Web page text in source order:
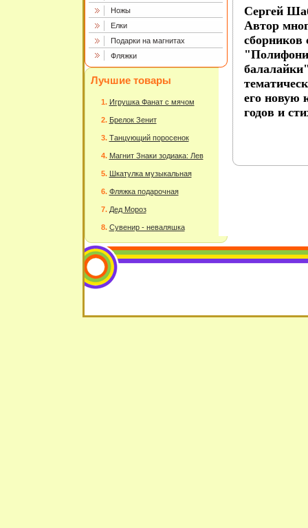
Ножы
Елки
Подарки на магнитах
Фляжки
Лучшие товары
Игрушка Фанат с мячом
Брелок Зенит
Танцующий поросенок
Магнит Знаки зодиака: Лев
Шкатулка музыкальная
Фляжка подарочная
Дед Мороз
Сувенир - неваляшка
Сергей
Автор
его новую
годов и